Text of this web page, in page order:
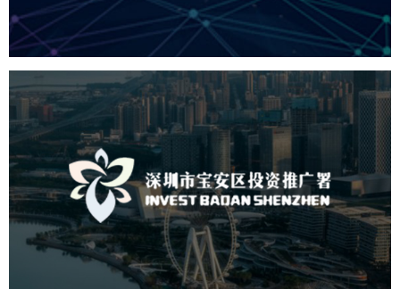
深圳市宝安区投资推广署
机构组织 国企 品牌官网 网站建设 网站设计